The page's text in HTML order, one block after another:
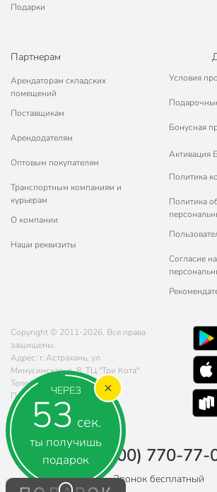
ЧЕРЕЗ
52 сек.
ты получишь
подарок
Подарки
Партнерам
Арендаторам складских
помещений
Поставщикам
Арендодателям
Оптовым покупателям
Транспортным компаниям и
курьерам
О компании
Наши реквизиты
Условия
Бонусная
Активация
Политика
Политика
Согласие
Copyright © 2011-2026. Все права
защищены.
Адрес: г. Астрахань, ул.
Минусинская, д. 8, ТЦ "Три Кота"
Телефон:
8 (800) 770-77-06
Почта:
sales@poryadok.ru
8 (800) 770-77-
Звонок бесплатный